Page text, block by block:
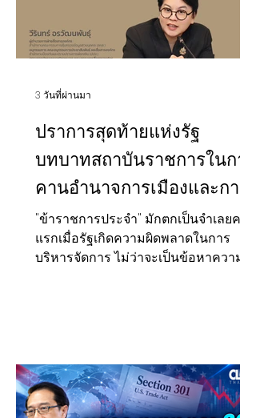
ปราการสุดท้ายแห่งรัฐ
บทบาทสถาบันราชการในการ
คานอำนาจการเมืองและการ
ปกป้องประโยชน์สาธารณะ
ระยะยาว
"ข้าราชการประจำ" มักตกเป็นจำเลยคน
แรกเมื่อรัฐเกิดความผิดพลาดในการ
บริหารจัดการ ไม่ว่าจะเป็นข้อหาความ
กลายเป็นกลุ่มอำนาจรัฐซ่อนเร้น (Deep
State) หรืออุปสรรคต่อการพัฒนา
ประเทศ อย่างไรก็ตาม หากพิจารณาผ่าน
3 วันที่ผ่านมา